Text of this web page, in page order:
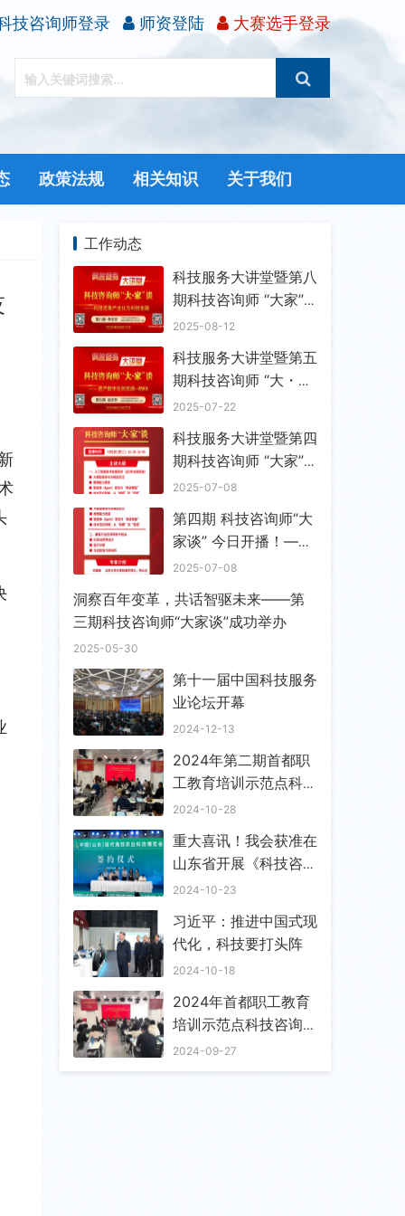
技咨询师登录 师资登陆 大赛选手登录
政策法规 相关知识 关于我们
工作动态
科技服务大讲堂暨第八
期科技咨询师 “大家”
谈成功举办
2025-08-12
科技服务大讲堂暨第五
期科技咨询师 “大・
家” 谈成功举办
2025-07-22
科技服务大讲堂暨第四
期科技咨询师 “大家”
谈成功举办
2025-07-08
第四期 科技咨询师“大
家谈” 今日开播！——
「AI革命下半场：技术
机会」
2025-07-08
洞察百年变革，共话智驱未来——第
三期科技咨询师“大家谈”成功举办
2025-05-30
第十一届中国科技服务
业论坛开幕
2024-12-13
2024年第二期首都职
工教育培训示范点科技
咨询师培训班顺利开班
2024-10-28
重大喜讯！我会获准在
山东省开展《科技咨询
师》国家职业技能培训
2024-10-23
习近平：推进中国式现
代化，科技要打头阵
2024-10-18
2024年首都职工教育
培训示范点科技咨询师
培训班举办
2024-09-27